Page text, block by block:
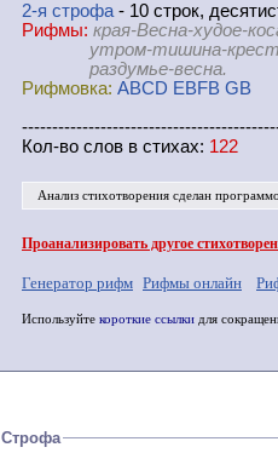
2-я cтрофа - 10 строк,
Рифмы: края-Весна-худое-
утром-тишина-
раздумье-весна.
Рифмовка: ABCD EBFB GB
Кол-во слов в стихах: 122
Анализ стихотворениясделан
Проанализировать другое
Генератор рифм Рифмы онлайн
Используйте короткие ссылки для
Строфа